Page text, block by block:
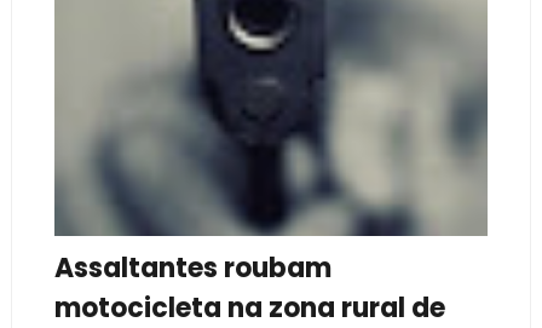
Assaltantes roubam
motocicleta na zona rural de